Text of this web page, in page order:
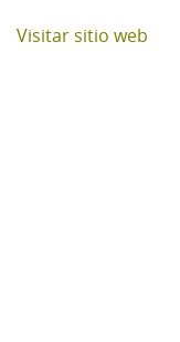
Visitar sitio web